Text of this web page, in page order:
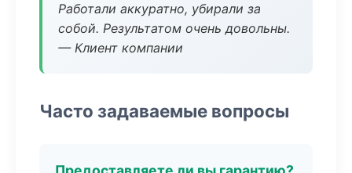
Работали аккуратно, убирали за
собой. Результатом очень довольны.
— Клиент компании
Часто задаваемые вопросы